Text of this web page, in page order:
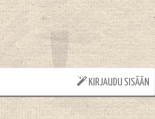
KIRJAUDU SISÄÄN